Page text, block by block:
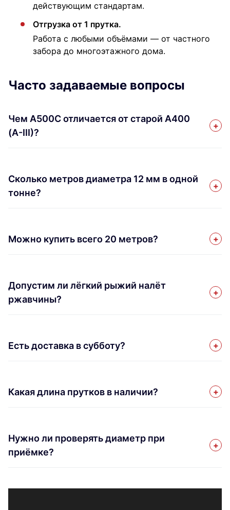
действующим стандартам.
Отгрузка от 1 прутка.
Работа с любыми объёмами — от частного
забора до многоэтажного дома.
Часто задаваемые вопросы
Чем А500С отличается от старой А400
(А-III)?
Сколько метров диаметра 12 мм в одной
тонне?
Можно купить всего 20 метров?
Допустим ли лёгкий рыжий налёт
ржавчины?
Есть доставка в субботу?
Какая длина прутков в наличии?
Нужно ли проверять диаметр при
приёмке?